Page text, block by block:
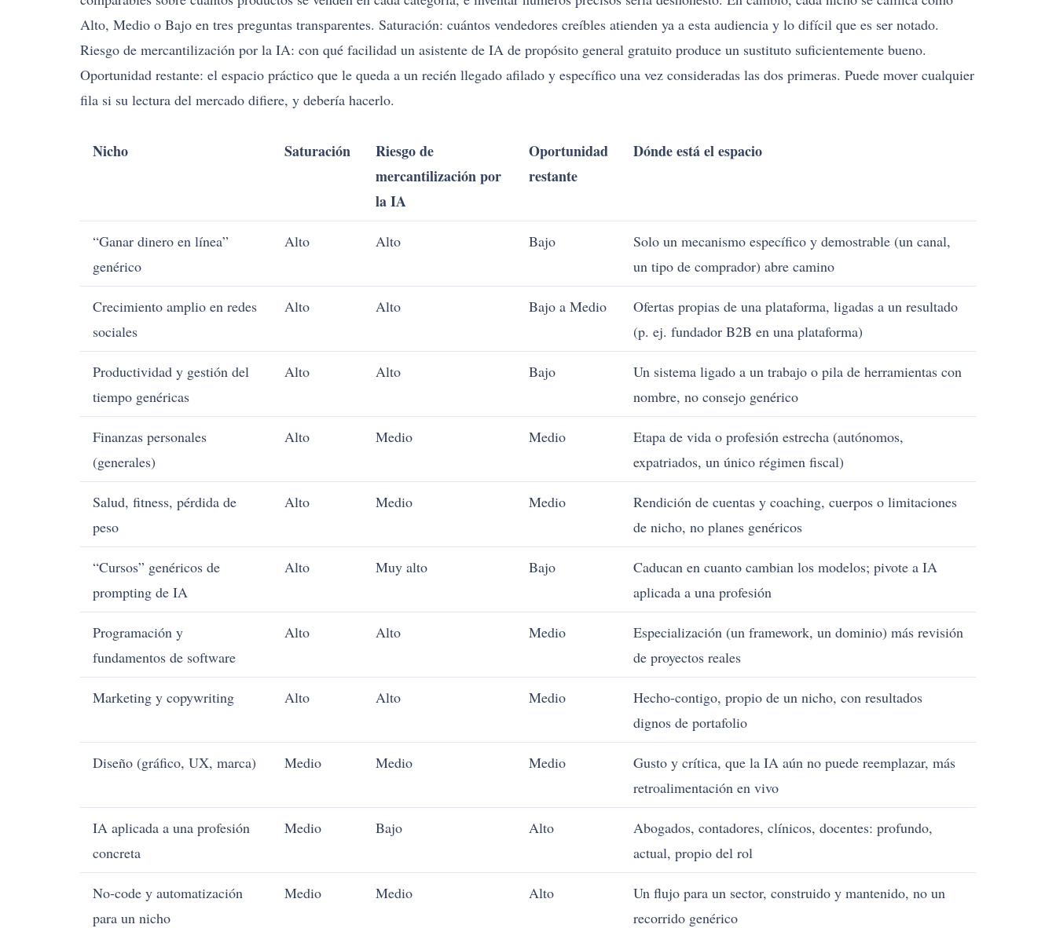
Alto, Medio o Bajo en tres preguntas transparentes. Saturación: cuántos vendedores creíbles atienden ya a esta audiencia y lo difícil que es ser notado.
Riesgo de mercantilización por la IA: con qué facilidad un asistente de IA de propósito general gratuito produce un sustituto suficientemente bueno.
Oportunidad restante: el espacio práctico que le queda a un recién llegado afilado y específico una vez consideradas las dos primeras. Puede mover cualquier
fila si su lectura del mercado difiere, y debería hacerlo.
Nicho Saturación
Riesgo de
mercantilización por
la IA
Oportunidad
restante
Dónde está el espacio
“Ganar dinero en línea”
genérico
Alto Alto Bajo
Solo un mecanismo específico y demostrable (un canal,
un tipo de comprador) abre camino
Crecimiento amplio en redes
sociales
Alto Alto Bajo a Medio
Ofertas propias de una plataforma, ligadas a un resultado
(p. ej. fundador B2B en una plataforma)
Productividad y gestión del
tiempo genéricas
Alto Alto Bajo
Un sistema ligado a un trabajo o pila de herramientas con
nombre, no consejo genérico
Finanzas personales
(generales)
Alto Medio Medio
Etapa de vida o profesión estrecha (autónomos,
expatriados, un único régimen fiscal)
Salud, fitness, pérdida de
peso
Alto Medio Medio
Rendición de cuentas y coaching, cuerpos o limitaciones
de nicho, no planes genéricos
“Cursos” genéricos de
prompting de IA
Alto Muy alto Bajo
Caducan en cuanto cambian los modelos; pivote a IA
aplicada a una profesión
Programación y
fundamentos de software
Alto Alto Medio
Especialización (un framework, un dominio) más revisión
de proyectos reales
Marketing y copywriting Alto Alto Medio
Hecho-contigo, propio de un nicho, con resultados
dignos de portafolio
Diseño (gráfico, UX, marca) Medio Medio Medio
Gusto y crítica, que la IA aún no puede reemplazar, más
retroalimentación en vivo
IA aplicada a una profesión
concreta
Medio Bajo Alto
Abogados, contadores, clínicos, docentes: profundo,
actual, propio del rol
No-code y automatización
para un nicho
Medio Medio Alto
Un flujo para un sector, construido y mantenido, no un
recorrido genérico